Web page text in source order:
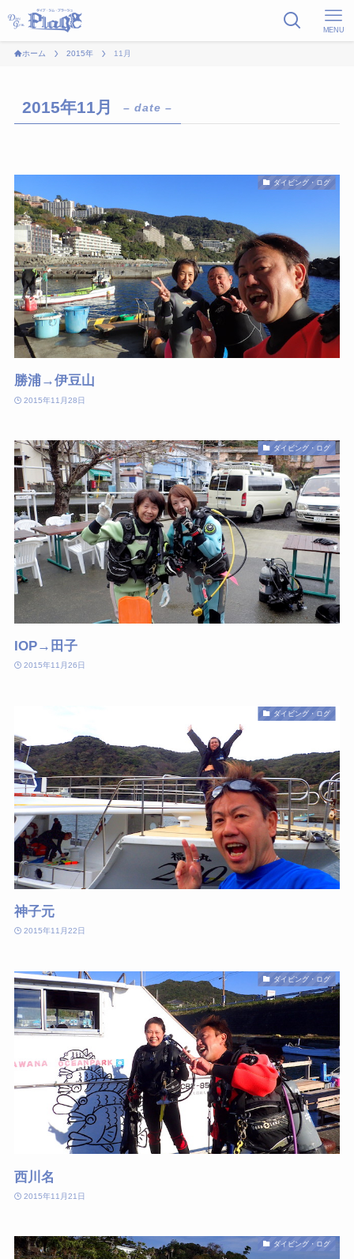
MENU
ホーム 2015年 11月
2015年11月 – date –
ダイビング・ログ
勝浦→伊豆山
2015年11月28日
ダイビング・ログ
IOP→田子
2015年11月26日
ダイビング・ログ
神子元
2015年11月22日
ダイビング・ログ
西川名
2015年11月21日
ダイビング・ログ